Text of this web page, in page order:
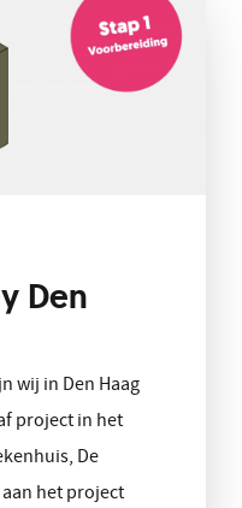
Den
wij in Den Haag
project in het
De
het project